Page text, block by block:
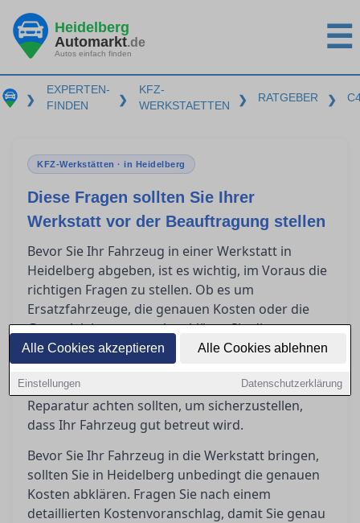
Alle Cookies akzeptieren Alle Cookies ablehnen
Einstellungen Datenschutzerklärung
Heidelberg
Automarkt.de
Autos einfach finden ☰
❯
EXPERTEN-
FINDEN
❯
KFZ-
WERKSTAETTEN
❯ RATGEBER ❯
KFZ-Werkstätten · in Heidelberg
Diese Fragen sollten Sie Ihrer
Werkstatt vor der Beauftragung stellen
Bevor Sie Ihr Fahrzeug in einer Werkstatt in
Heidelberg abgeben, ist es wichtig, im Voraus die
richtigen Fragen zu stellen. Ob es um
Ersatzfahrzeuge, die genauen Kosten oder die
Garantieleistungen geht – klären Sie diese
Punkte, um unangenehme Überraschungen zu
vermeiden. In diesem Ratgeber erfahren Sie,
worauf Sie vor, während und nach einer
Reparatur achten sollten, um sicherzustellen,
dass Ihr Fahrzeug gut betreut wird.
Bevor Sie Ihr Fahrzeug in die Werkstatt bringen,
sollten Sie in Heidelberg unbedingt die genauen
Kosten abklären. Fragen Sie nach einem
detaillierten Kostenvoranschlag, damit Sie genau